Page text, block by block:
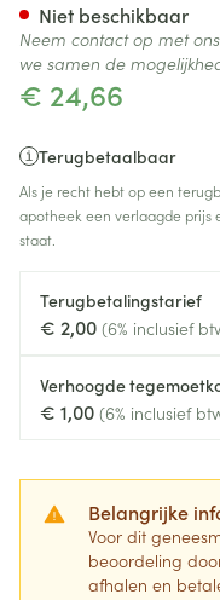
€ 24,66
Terugbetaalbaar
Als je recht hebt op een
apotheek een verlaagde prijs
staat.
Terugbetalingstarief
€ 2,00 (6% inclusief
Verhoogde
€ 1,00 (6% inclusief
Belangrijke
Voor dit
beoordeling
afhalen en
Niet beschikbaar
Neem contact op met
we samen de